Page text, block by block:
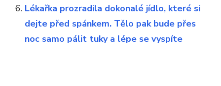
Lékařka prozradila dokonalé jídlo, které si
dejte před spánkem. Tělo pak bude přes
noc samo pálit tuky a lépe se vyspíte